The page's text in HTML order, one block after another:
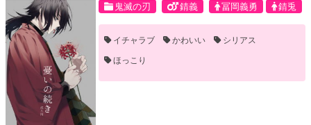
鬼滅の刃 錆義 冨岡義勇 錆兎
イチャラブ かわいい
シリアス
ほっこり